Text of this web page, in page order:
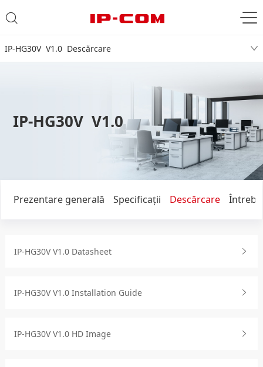
IP-HG30V V1.0 Descărcare
IP-HG30V V1.0
Prezentare generală Specificaţii Descărcare
IP-HG30V V1.0 Datasheet
IP-HG30V V1.0 Installation Guide
IP-HG30V V1.0 HD Image